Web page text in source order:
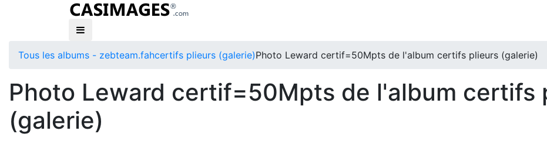
Tous les albums - zebteam.fahcertifs plieurs (galerie)Photo Leward certif=50Mpts de l'album certifs plieurs (galerie)
Photo Leward certif=50Mpts de l'album certifs
(galerie)